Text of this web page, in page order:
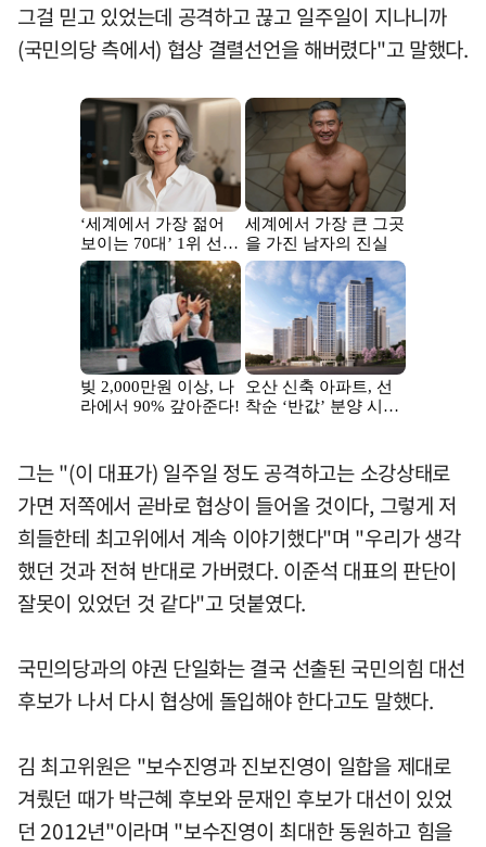
그걸 믿고 있었는데 공격하고 끊고 일주일이 지나니까
(국민의당 측에서) 협상 결렬선언을 해버렸다"고 말했다.
그는 "(이 대표가) 일주일 정도 공격하고는 소강상태로
가면 저쪽에서 곧바로 협상이 들어올 것이다, 그렇게 저
희들한테 최고위에서 계속 이야기했다"며 "우리가 생각
했던 것과 전혀 반대로 가버렸다. 이준석 대표의 판단이
잘못이 있었던 것 같다"고 덧붙였다.
국민의당과의 야권 단일화는 결국 선출된 국민의힘 대선
후보가 나서 다시 협상에 돌입해야 한다고도 말했다.
김 최고위원은 "보수진영과 진보진영이 일합을 제대로
겨뤘던 때가 박근혜 후보와 문재인 후보가 대선이 있었
던 2012년"이라며 "보수진영이 최대한 동원하고 힘을